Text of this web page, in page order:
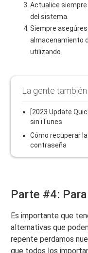
Actualice
del sistema.
Siempre
almacenamiento
utilizando.
La gente
[2023 Update
sin iTunes
Cómo recuperar
contraseña
Parte #4:
Es importante que
alternativas que
repente perdamos
que todos los